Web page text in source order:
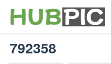
792358